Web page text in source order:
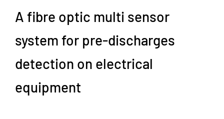
A fibre optic multi sensor
system for pre-discharges
detection on electrical
equipment